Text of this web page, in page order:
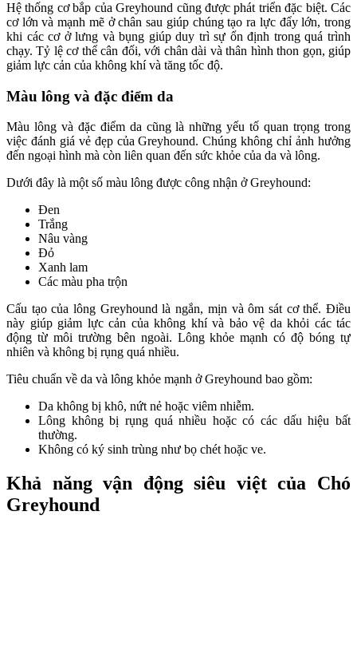
Hệ thống cơ bắp của Greyhound cũng được phát triển đặc biệt. Các
cơ lớn và mạnh mẽ ở chân sau giúp chúng tạo ra lực đẩy lớn, trong
khi các cơ ở lưng và bụng giúp duy trì sự ổn định trong quá trình
chạy. Tỷ lệ cơ thể cân đối, với chân dài và thân hình thon gọn, giúp
giảm lực cản của không khí và tăng tốc độ.
Màu lông và đặc điểm da
Màu lông và đặc điểm da cũng là những yếu tố quan trọng trong
việc đánh giá vẻ đẹp của Greyhound. Chúng không chỉ ảnh hưởng
đến ngoại hình mà còn liên quan đến sức khỏe của da và lông.
Dưới đây là một số màu lông được công nhận ở Greyhound:
Đen
Trắng
Nâu vàng
Đỏ
Xanh lam
Các màu pha trộn
Cấu tạo của lông Greyhound là ngắn, mịn và ôm sát cơ thể. Điều
này giúp giảm lực cản của không khí và bảo vệ da khỏi các tác
động từ môi trường bên ngoài. Lông khỏe mạnh có độ bóng tự
nhiên và không bị rụng quá nhiều.
Tiêu chuẩn về da và lông khỏe mạnh ở Greyhound bao gồm:
Da không bị khô, nứt nẻ hoặc viêm nhiễm.
Lông không bị rụng quá nhiều hoặc có các dấu hiệu bất
thường.
Không có ký sinh trùng như bọ chét hoặc ve.
Khả năng vận động siêu việt của Chó
Greyhound